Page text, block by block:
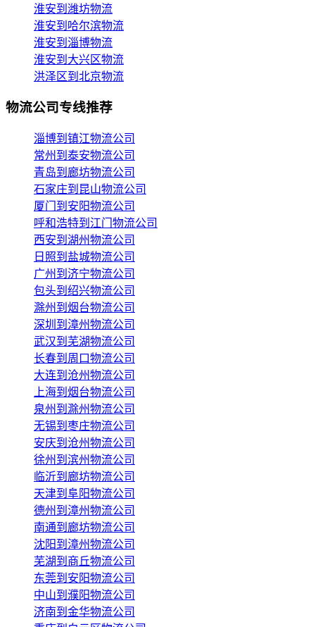
淮安到潍坊物流
淮安到哈尔滨物流
淮安到淄博物流
淮安到大兴区物流
洪泽区到北京物流
物流公司专线推荐
淄博到镇江物流公司
常州到泰安物流公司
青岛到廊坊物流公司
石家庄到昆山物流公司
厦门到安阳物流公司
呼和浩特到江门物流公司
西安到湖州物流公司
日照到盐城物流公司
广州到济宁物流公司
包头到绍兴物流公司
滁州到烟台物流公司
深圳到漳州物流公司
武汉到芜湖物流公司
长春到周口物流公司
大连到沧州物流公司
上海到烟台物流公司
泉州到滁州物流公司
无锡到枣庄物流公司
安庆到沧州物流公司
徐州到滨州物流公司
临沂到廊坊物流公司
天津到阜阳物流公司
德州到漳州物流公司
南通到廊坊物流公司
沈阳到漳州物流公司
芜湖到商丘物流公司
东莞到安阳物流公司
中山到濮阳物流公司
济南到金华物流公司